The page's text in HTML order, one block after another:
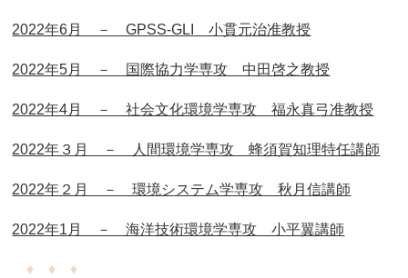
2022年6月 － GPSS-GLI 小貫元治准教授
2022年5月 － 国際協力学専攻 中田啓之教授
2022年4月 － 社会文化環境学専攻 福永真弓准教授
2022年３月 － 人間環境学専攻 蜂須賀知理特任講師
2022年２月 － 環境システム学専攻 秋月信講師
2022年1月 － 海洋技術環境学専攻 小平翼講師
♦ ♦ ♦